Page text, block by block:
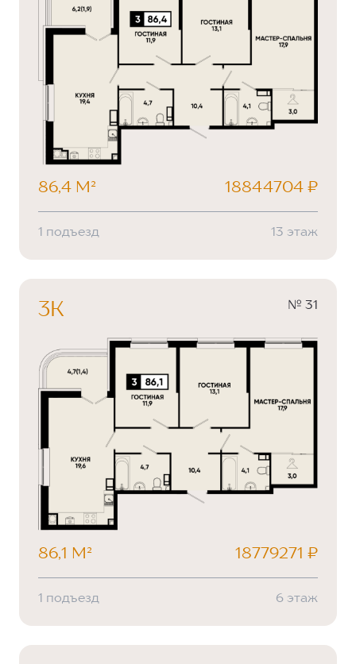
86,4 М² 18844704 ₽
1 подъезд 13 этаж
3К № 31
86,1 М² 18779271 ₽
1 подъезд 6 этаж